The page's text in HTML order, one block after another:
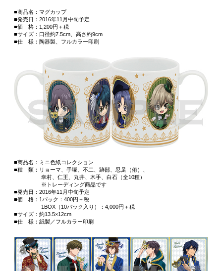
■商品名：マグカップ
■発売日：2016年11月中旬予定
■価 格：1,200円＋税
■サイズ：口径約7.5cm、高さ約9cm
■仕 様：陶器製、フルカラー印刷
■商品名：ミニ色紙コレクション
■種 類：リョーマ、手塚、不二、跡部、忍足（侑）、
幸村、仁王、丸井、木手、白石（全10種）
※トレーディング商品です
■発売日：2016年11月中旬予定
■価 格：1パック：400円＋税
1BOX（10パック入り）：4,000円＋税
■サイズ：約13.5×12cm
■仕 様：紙製／フルカラー印刷